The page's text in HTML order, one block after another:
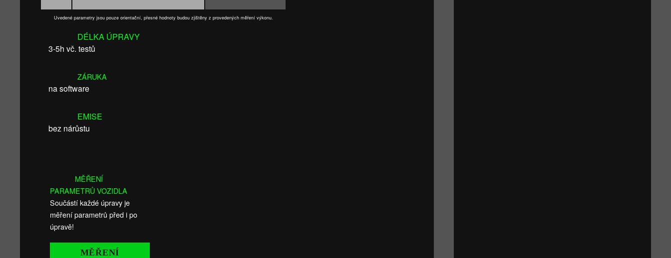
Uvedené parametry jsou pouze orientační, přesné hodnoty budou zjištěny z provedených měření výkonu.
DÉLKA ÚPRAVY
3-5h vč. testů
ZÁRUKA
na software
EMISE
bez nárůstu
MĚŘENÍ
PARAMETRŮ VOZIDLA
Součástí každé úpravy je
měření parametrů před i po
úpravě!
MĚŘENÍ